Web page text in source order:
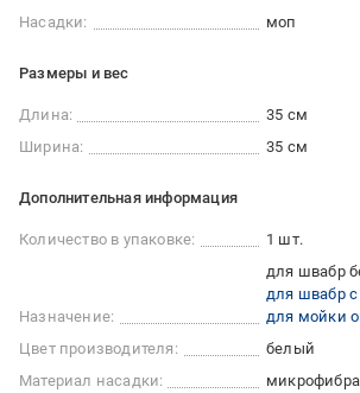
Насадки:
моп
Размеры и вес
Длина:
35 см
Ширина:
35 см
Дополнительная информация
Количество в упаковке: 1 шт.
Назначение:
для швабр
для швабр
для мойки
Цвет производителя:
белый
Материал насадки:
микрофибра